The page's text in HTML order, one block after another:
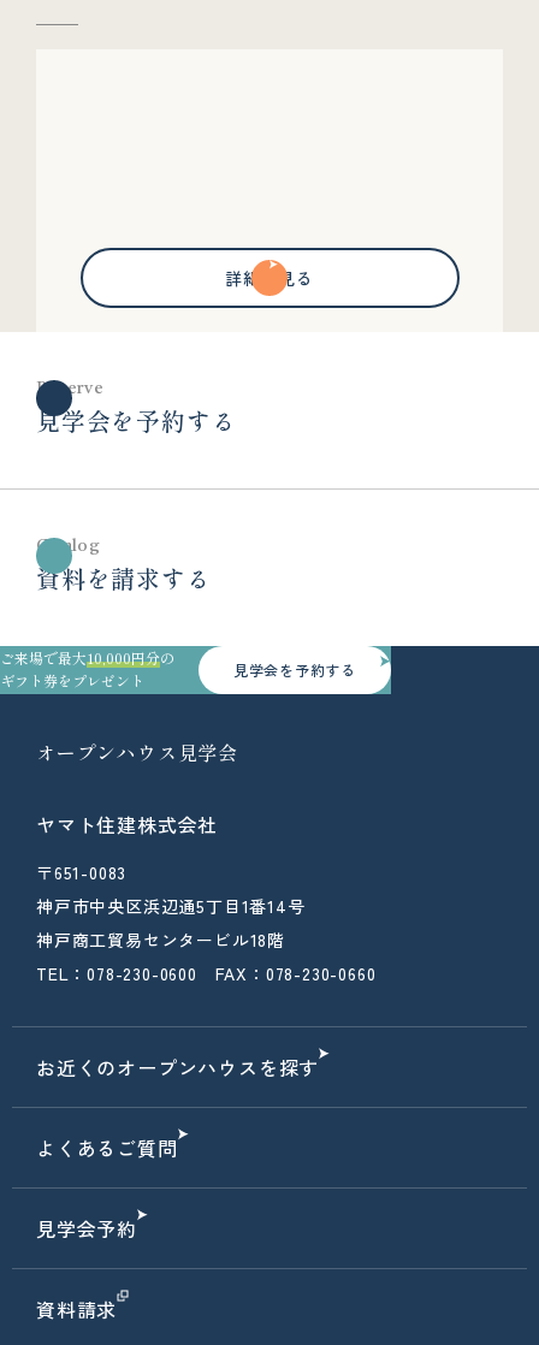
詳細を見る
Reserve
見学会を予約する
Catalog
資料を請求する
ご来場で最大10,000円分の
ギフト券をプレゼント
見学会を予約する
オープンハウス見学会
ヤマト住建株式会社
〒651-0083
神戸市中央区浜辺通5丁目1番14号
神戸商工貿易センタービル18階
TEL：078-230-0600 FAX：078-230-0660
お近くのオープンハウスを探す
よくあるご質問
見学会予約
資料請求